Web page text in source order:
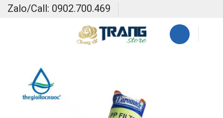
SkipZalo/Call: 0902.700.469